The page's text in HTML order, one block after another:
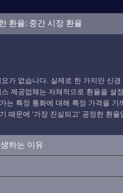
환율: 중간 시장 환율
가 없습니다. 실제로 한 가지만 신
제공업체는 자체적으로 환율을 설
는 특정 통화에 대해 특정 가격을
때문에 '가장 진실되고' 공정한 환율
하는 이유